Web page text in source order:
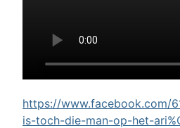
https://www.facebook.com/
is-toch-die-man-op-het-